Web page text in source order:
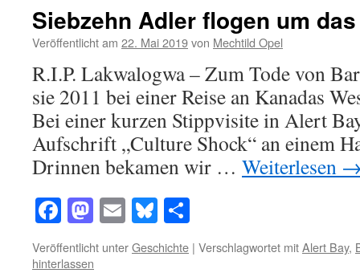
Siebzehn Adler flogen um
Veröffentlicht am 22. Mai 2019von Mechtild Opel
R.I.P. Lakwalogwa – Zum Tode von
sie 2011 bei einer Reise an Kanadas
Bei einer kurzen Stippvisite in Alert
Aufschrift „Culture Shock“ an einem
Drinnen bekamen wir … Weiterlesen
Facebook
Mastodon
EmailBluesky
Veröffentlicht unterGeschichte | Verschlagwortet mitAlert Bay,
hinterlassen